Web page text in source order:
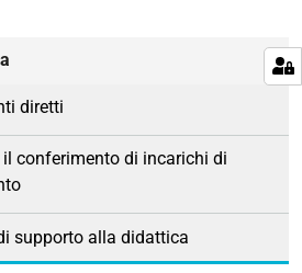
diretti
il conferimento di incarichi di
supporto alla didattica